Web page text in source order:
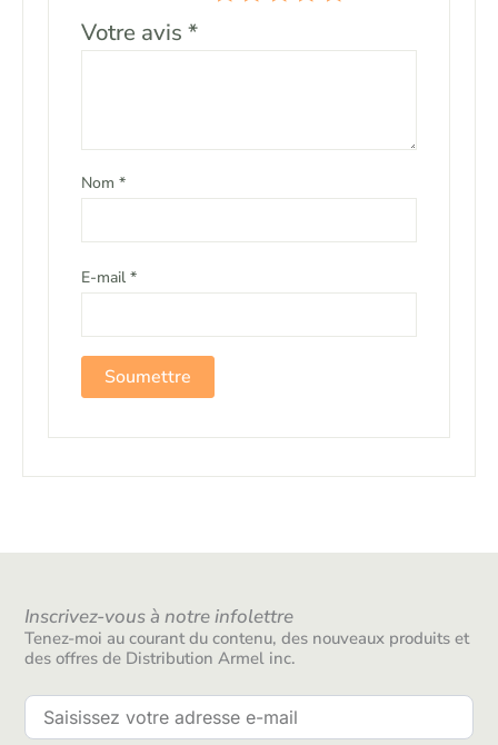
Votre avis *
Nom *
E-mail *
Inscrivez-vous à notre infolettre
Tenez-moi au courant du contenu, des nouveaux produits et
des offres de Distribution Armel inc.